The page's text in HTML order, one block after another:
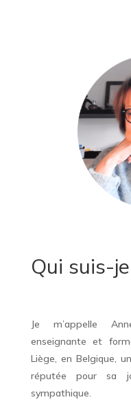
Qui suis-
Je m’appelle
enseignante et
Liège, en Belgique,
réputée pour sa
sympathique.